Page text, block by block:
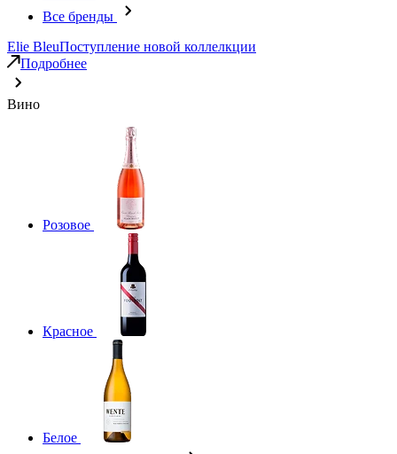
Все бренды
Elie BleuПоступление новой коллелкции
Подробнее
Вино
Розовое
Красное
Белое